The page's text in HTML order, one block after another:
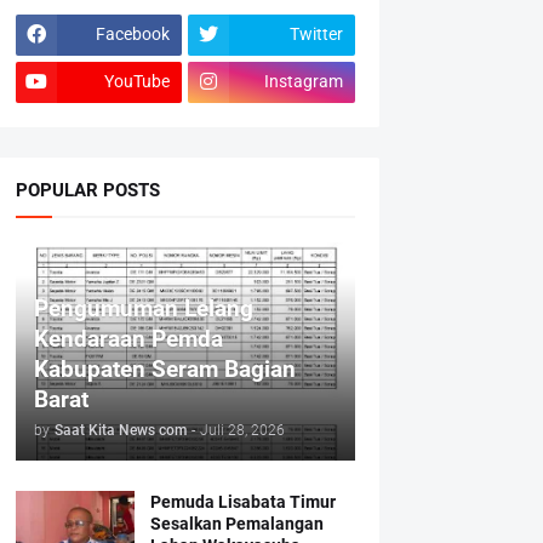
Facebook Twitter
YouTube Instagram
POPULAR POSTS
Pengumuman Lelang
Kendaraan Pemda
Kabupaten Seram Bagian
Barat
by Saat Kita News com - Juli 28, 2026
Pemuda Lisabata Timur
Sesalkan Pemalangan